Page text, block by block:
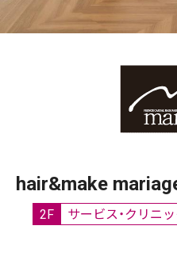
hair&make
2F サービス・クリニ